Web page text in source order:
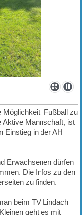
Möglichkeit, Fußball zu
Aktive Mannschaft, ist
Einstieg in der AH
Erwachsenen dürfen
Die Infos zu den
zu finden.
beim TV Lindach
geht es mit